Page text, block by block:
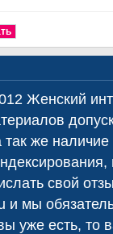
Женский
так же
свой
и мы
уже есть, то